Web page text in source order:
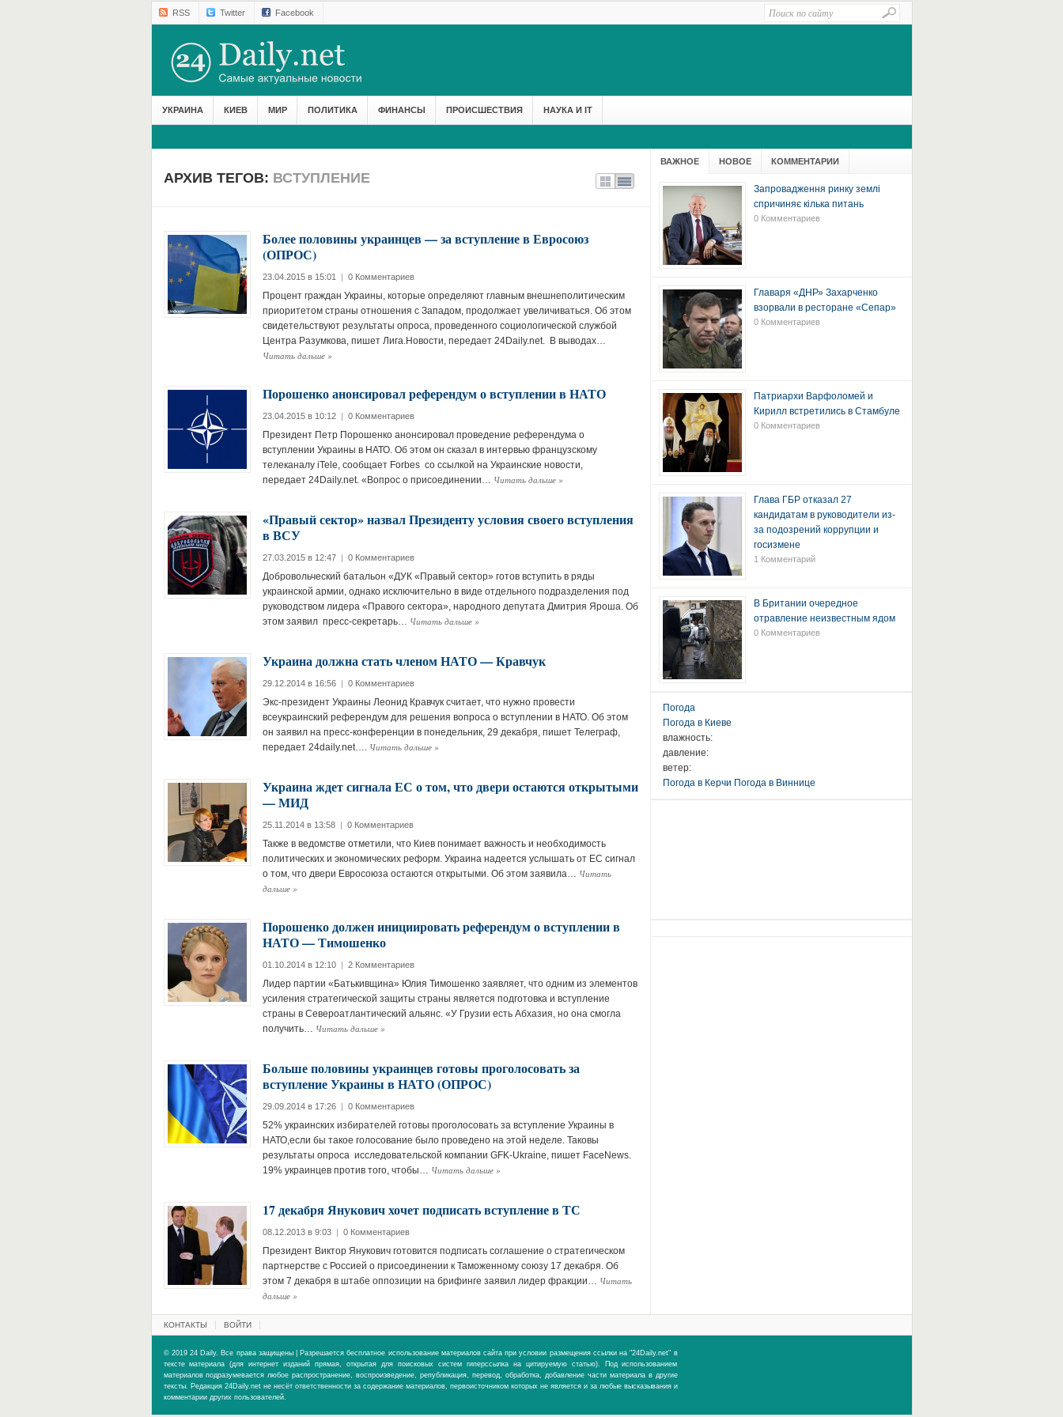
RSS Twitter Facebook
УКРАИНА КИЕВ МИР ПОЛИТИКА ФИНАНСЫ ПРОИСШЕСТВИЯ НАУКА И IT
АРХИВ ТЕГОВ: ВСТУПЛЕНИЕ
Более половины украинцев — за вступление в Евросоюз
(ОПРОС)
23.04.2015 в 15:01 | 0 Комментариев
Процент граждан Украины, которые определяют главным внешнеполитическим
приоритетом страны отношения с Западом, продолжает увеличиваться. Об этом
свидетельствуют результаты опроса, проведенного социологической службой
Центра Разумкова, пишет Лига.Новости, передает 24Daily.net. В выводах…
Читать дальше »
Порошенко анонсировал референдум о вступлении в НАТО
23.04.2015 в 10:12 | 0 Комментариев
Президент Петр Порошенко анонсировал проведение референдума о
вступлении Украины в НАТО. Об этом он сказал в интервью французскому
телеканалу iTele, сообщает Forbes со ссылкой на Украинские новости,
передает 24Daily.net. «Вопрос о присоединении… Читать дальше »
«Правый сектор» назвал Президенту условия своего вступления
в ВСУ
27.03.2015 в 12:47 | 0 Комментариев
Добровольческий батальон «ДУК «Правый сектор» готов вступить в ряды
украинской армии, однако исключительно в виде отдельного подразделения под
руководством лидера «Правого сектора», народного депутата Дмитрия Яроша. Об
этом заявил пресс-секретарь… Читать дальше »
Украина должна стать членом НАТО — Кравчук
29.12.2014 в 16:56 | 0 Комментариев
Экс-президент Украины Леонид Кравчук считает, что нужно провести
всеукраинский референдум для решения вопроса о вступлении в НАТО. Об этом
он заявил на пресс-конференции в понедельник, 29 декабря, пишет Телеграф,
передает 24daily.net…. Читать дальше »
Украина ждет сигнала ЕС о том, что двери остаются открытыми
— МИД
25.11.2014 в 13:58 | 0 Комментариев
Также в ведомстве отметили, что Киев понимает важность и необходимость
политических и экономических реформ. Украина надеется услышать от ЕС сигнал
о том, что двери Евросоюза остаются открытыми. Об этом заявила… Читать
дальше »
Порошенко должен инициировать референдум о вступлении в
НАТО — Тимошенко
01.10.2014 в 12:10 | 2 Комментариев
Лидер партии «Батькивщина» Юлия Тимошенко заявляет, что одним из элементов
усиления стратегической защиты страны является подготовка и вступление
страны в Североатлантический альянс. «У Грузии есть Абхазия, но она смогла
получить… Читать дальше »
Больше половины украинцев готовы проголосовать за
вступление Украины в НАТО (ОПРОС)
29.09.2014 в 17:26 | 0 Комментариев
52% украинских избирателей готовы проголосовать за вступление Украины в
НАТО,если бы такое голосование было проведено на этой неделе. Таковы
результаты опроса исследовательской компании GFK-Ukraine, пишет FaceNews.
19% украинцев против того, чтобы… Читать дальше »
17 декабря Янукович хочет подписать вступление в ТС
08.12.2013 в 9:03 | 0 Комментариев
Президент Виктор Янукович готовится подписать соглашение о стратегическом
партнерстве с Россией о присоединении к Таможенному союзу 17 декабря. Об
этом 7 декабря в штабе оппозиции на брифинге заявил лидер фракции… Читать
дальше »
ВАЖНОЕ НОВОЕ КОММЕНТАРИИ
Запровадження ринку землі
спричиняє кілька питань
0 Комментариев
Главаря «ДНР» Захарченко
взорвали в ресторане «Сепар»
0 Комментариев
Патриархи Варфоломей и
Кирилл встретились в Стамбуле
0 Комментариев
Глава ГБР отказал 27
кандидатам в руководители из-
за подозрений коррупции и
госизмене
1 Комментарий
В Британии очередное
отравление неизвестным ядом
0 Комментариев
Погода
Погода в Киеве
влажность:
давление:
ветер:
Погода в Керчи Погода в Виннице
КОНТАКТЫ ВОЙТИ
© 2019 24 Daily. Все права защищены | Разрешается бесплатное использование материалов сайта при условии размещения ссылки на "24Daily.net" в
тексте материала (для интернет изданий прямая, открытая для поисковых систем гиперссылка на цитируемую статью). Под использованием
материалов подразумевается любое распространение, воспроизведение, републикация, перевод, обработка, добавление части материала в другие
тексты. Редакция 24Daily.net не несёт ответственности за содержание материалов, первоисточником которых не является и за любые высказывания и
комментарии других пользователей.